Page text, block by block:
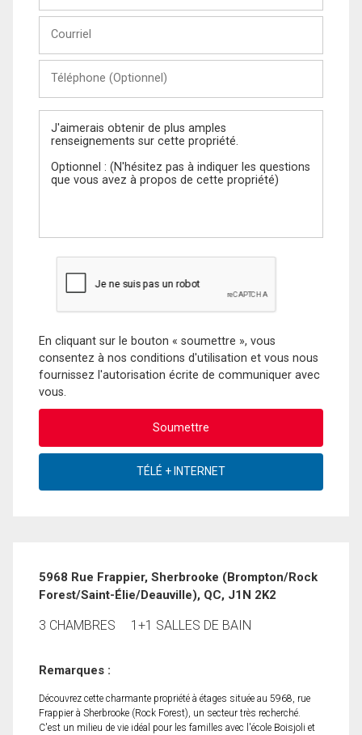
Nom
(Optionnel)
Message
En cliquant sur le bouton « soumettre », vous
consentez à nos conditions d'utilisation et vous nous
fournissez l'autorisation écrite de communiquer avec
vous.
5968 Rue Frappier, Sherbrooke (Brompton/Rock
Forest/Saint-Élie/Deauville), QC, J1N 2K2
3 CHAMBRES 1+1 SALLES DE BAIN
Remarques :
Découvrez cette charmante propriété à étages située au 5968, rue
Frappier à Sherbrooke (Rock Forest), un secteur très recherché.
C'est un milieu de vie idéal pour les familles avec l'école Boisjoli et